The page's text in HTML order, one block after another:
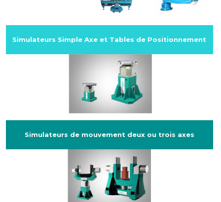
Simulateurs Simple Axe et Tables de Positionnement
Simulateurs de mouvement deux ou trois axes